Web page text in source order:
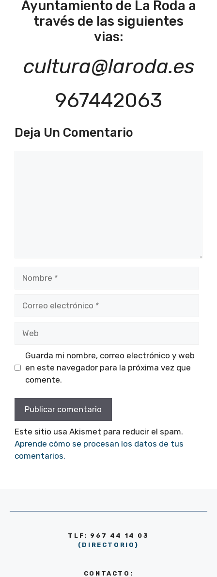
Ayuntamiento de La Roda a
través de las siguientes
vias:
cultura@laroda.es
967442063
Deja Un Comentario
electrónico
Guarda mi nombre, correo electrónico y web
en este navegador para la próxima vez que
comente.
Este sitio usa Akismet para reducir el spam.
Aprende cómo se procesan los datos de tus
comentarios.
TLF: 967 44 14 03
(DIRECTORIO)
CONTACTO: